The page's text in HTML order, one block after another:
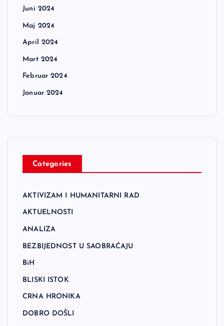
Juni 2024
Maj 2024
April 2024
Mart 2024
Februar 2024
Januar 2024
Categories
AKTIVIZAM I HUMANITARNI RAD
AKTUELNOSTI
ANALIZA
BEZBIJEDNOST U SAOBRAĆAJU
BiH
BLISKI ISTOK
CRNA HRONIKA
DOBRO DOŠLI